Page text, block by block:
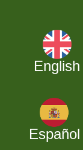
English
Español